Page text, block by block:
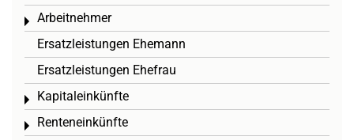
Arbeitnehmer
Toggle menu
Ersatzleistungen Ehemann
Ersatzleistungen Ehefrau
Kapitaleinkünfte
Toggle menu
Renteneinkünfte
Toggle menu